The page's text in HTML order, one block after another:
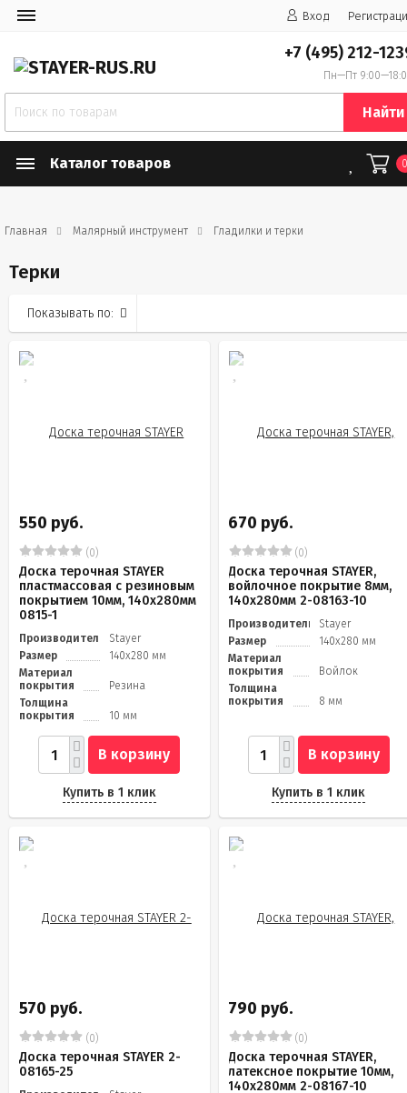
Вход
+7 (495) 212-
Пн—Пт
Найти
Каталог товаров
Главная Малярный инструмент Гладилки и терки
Терки
Показывать по:
550 руб.
(0)
Доска терочная STAYER
пластмассовая с резиновым
покрытием 10мм, 140х280мм
0815-1
Производитель
Stayer
Размер
140х280 мм
Материал
покрытия
Резина
Толщина
покрытия
10 мм
В корзину
Купить в 1 клик
670 руб.
(0)
Доска терочная STAYER,
войлочное покрытие 8мм,
140х280мм 2-08163-10
Производитель
Stayer
Размер
140х280 мм
Материал
покрытия
Войлок
Толщина
покрытия
8 мм
В корзину
Купить в 1 клик
570 руб.
(0)
Доска терочная STAYER 2-
08165-25
790 руб.
(0)
Доска терочная STAYER,
латексное покрытие 10мм,
140х280мм 2-08167-10